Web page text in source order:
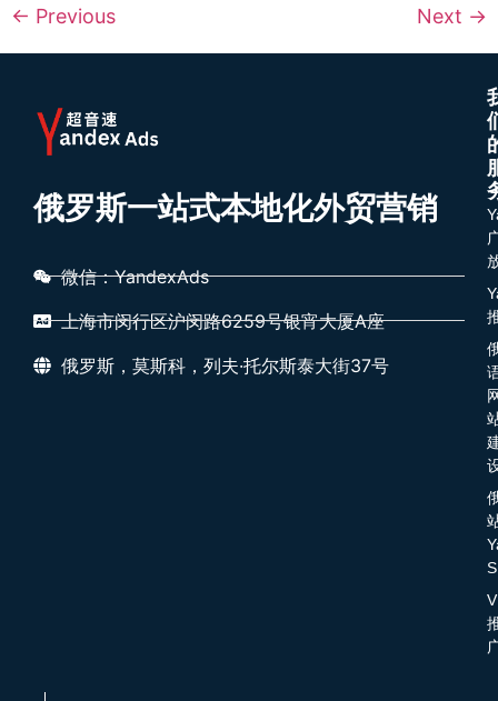
← Previous Next →
俄罗斯一站式本地化外贸营销
微信：YandexAds
上海市闵行区沪闵路6259号银宵大厦A座
俄罗斯，莫斯科，列夫·托尔斯泰大街37号